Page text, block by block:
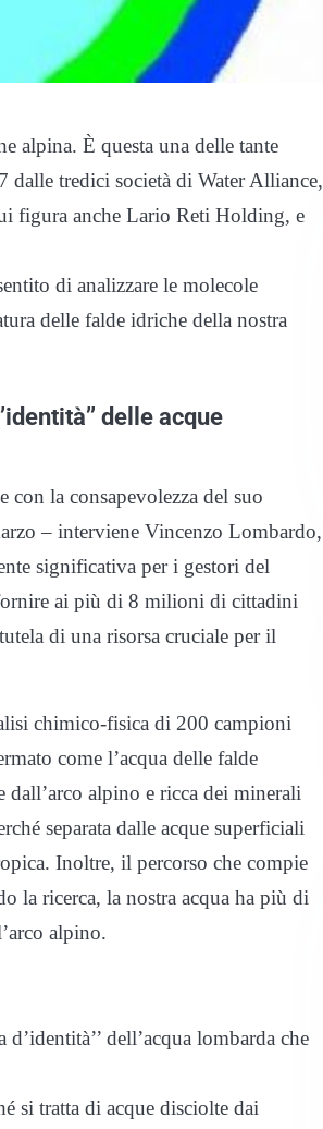
alpina. È questa una delle tante
dalle tredici società di Water Alliance,
figura anche Lario Reti Holding, e
di analizzare le molecole
delle falde idriche della nostra
delle acque
la consapevolezza del suo
– interviene Vincenzo Lombardo,
significativa per i gestori del
ai più di 8 milioni di cittadini
di una risorsa cruciale per il
chimico-fisica di 200 campioni
come l’acqua delle falde
dall’arco alpino e ricca dei minerali
separata dalle acque superficiali
Inoltre, il percorso che compie
la ricerca, la nostra acqua ha più di
alpino.
dell’acqua lombarda che
si tratta di acque disciolte dai